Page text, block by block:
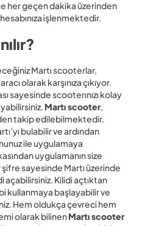
her geçen dakika üzerinden
işlenmektedir.
Martı scooterlar,
olarak karşınıza çıkıyor.
sayesinde scooterınızı kolay
Martı scooter,
takip edilebilmektedir.
bulabilir ve ardından
ile uygulamaya
uygulamanın size
sayesinde Martı üzerinde
açabilirsiniz. Kilidi açtıktan
kullanmaya başlayabilir ve
Hem oldukça çevreci hem
olarak bilinenMartı scooter